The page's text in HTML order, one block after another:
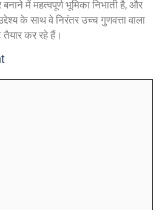
बनाने में महत्वपूर्ण भूमिका निभाती है, और
के साथ वे निरंतर उच्च गुणवत्ता वाला
कर रहे हैं।